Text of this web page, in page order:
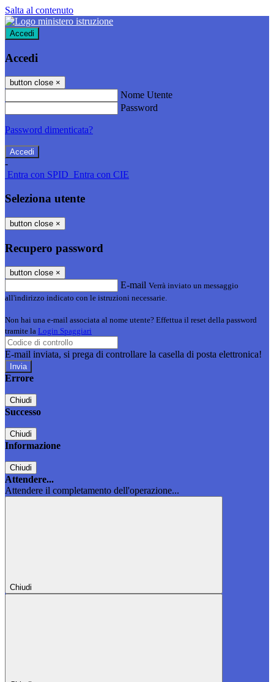
Salta al contenuto
Accedi
Accedi
button close ×
Nome Utente
Password
Password dimenticata?
-
Entra con SPID Entra con CIE
Seleziona utente
button close ×
Recupero password
button close ×
E-mail Verrà inviato un messaggio
all'indirizzo indicato con le istruzioni necessarie.
Non hai una e-mail associata al nome utente? Effettua il reset della password
tramite la Login Spaggiari
E-mail inviata, si prega di controllare la casella di posta elettronica!
Errore
Chiudi
Successo
Chiudi
Informazione
Chiudi
Attendere...
Attendere il completamento dell'operazione...
Chiudi